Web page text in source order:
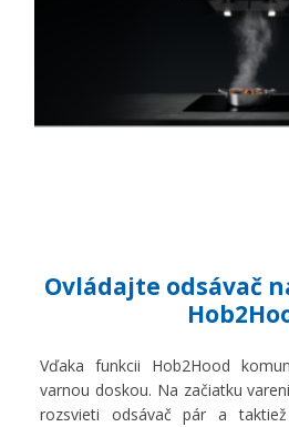
Ovládajte odsávač
Vďaka funkcii Hob2Hood
varnou doskou. Na začiatku
rozsvieti odsávač pár a